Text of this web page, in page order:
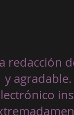
redacción
y